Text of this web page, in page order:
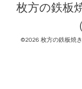
枚方の鉄板
©2026 枚方の鉄板焼